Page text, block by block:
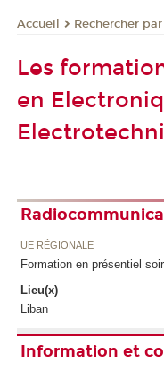
Accueil Rechercher
Les
en
UE RÉGIONALE
Formation en présentiel
Lieu(x)
Liban
Information et